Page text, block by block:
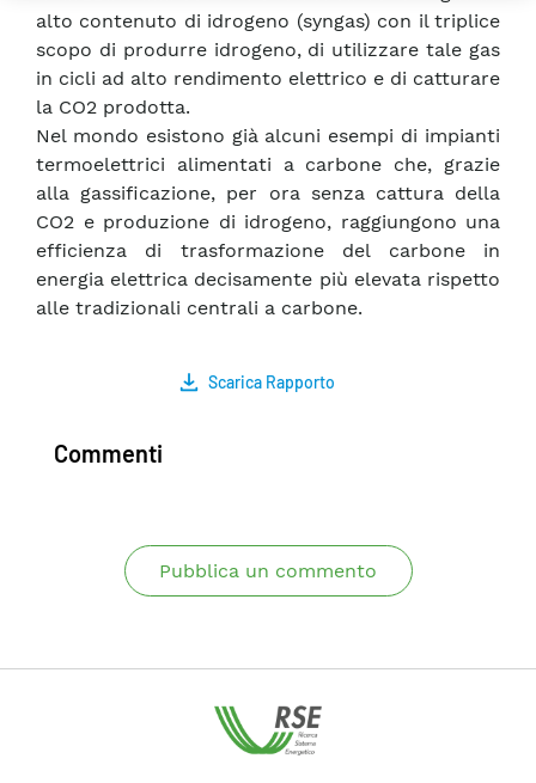
alto contenuto di idrogeno (syngas) con il triplice
scopo di produrre idrogeno, di utilizzare tale gas
in cicli ad alto rendimento elettrico e di catturare
la CO2 prodotta.
Nel mondo esistono già alcuni esempi di impianti
termoelettrici alimentati a carbone che, grazie
alla gassificazione, per ora senza cattura della
CO2 e produzione di idrogeno, raggiungono una
efficienza di trasformazione del carbone in
energia elettrica decisamente più elevata rispetto
alle tradizionali centrali a carbone.
Scarica Rapporto
Commenti
Pubblica un commento